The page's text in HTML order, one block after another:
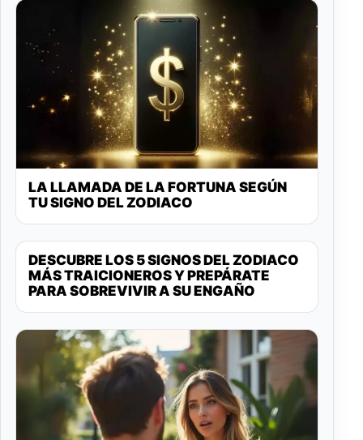
LA LLAMADA DE LA FORTUNA SEGÚN
TU SIGNO DEL ZODIACO
DESCUBRE LOS 5 SIGNOS DEL ZODIACO
MÁS TRAICIONEROS Y PREPÁRATE
PARA SOBREVIVIR A SU ENGAÑO